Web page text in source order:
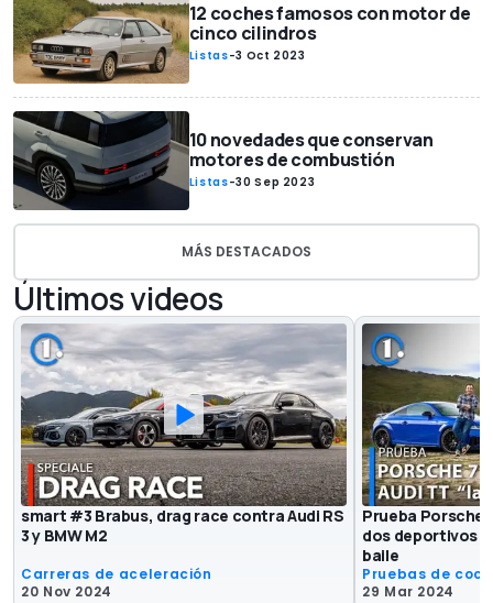
12 coches famosos con motor de
cinco cilindros
Listas-3 Oct 2023
10 novedades que conservan
motores de combustión
Listas-30 Sep 2023
MÁS DESTACADOS
Últimos videos
smart #3 Brabus, drag race contra Audi RS
3 y BMW M2
Carreras de aceleración
20 Nov 2024
Prueba Porsche
dos deportivos
baile
Pruebas de
29 Mar 2024